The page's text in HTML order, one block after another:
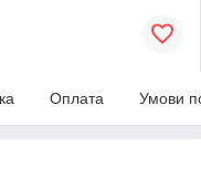
Оплата Умови